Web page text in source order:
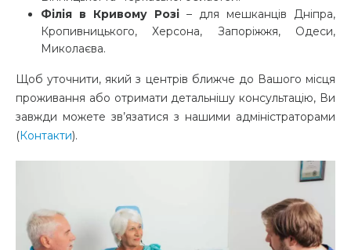
Філія в Кривому Розі – для мешканців Дніпра,
Кропивницького, Херсона, Запоріжжя, Одеси,
Миколаєва.
Щоб уточнити, який з центрів ближче до Вашого місця
проживання або отримати детальнішу консультацію, Ви
завжди можете зв’язатися з нашими адміністраторами
(Контакти).